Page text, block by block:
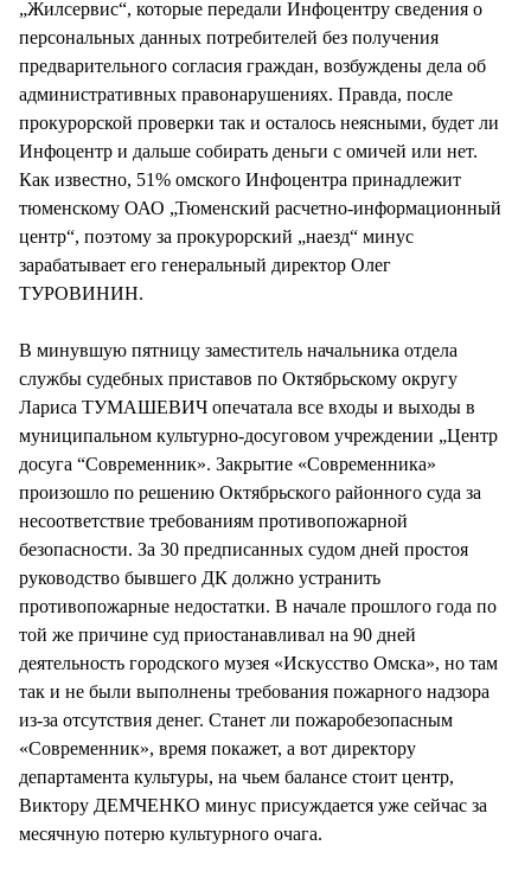
„Жилсервис“, которые передали Инфоцентру сведения о
персональных данных потребителей без получения
предварительного согласия граждан, возбуждены дела об
административных правонарушениях. Правда, после
прокурорской проверки так и осталось неясными, будет ли
Инфоцентр и дальше собирать деньги с омичей или нет.
Как известно, 51% омского Инфоцентра принадлежит
тюменскому ОАО „Тюменский расчетно-информационный
центр“, поэтому за прокурорский „наезд“ минус
зарабатывает его генеральный директор Олег
ТУРОВИНИН.
В минувшую пятницу заместитель начальника отдела
службы судебных приставов по Октябрьскому округу
Лариса ТУМАШЕВИЧ опечатала все входы и выходы в
муниципальном культурно-досуговом учреждении „Центр
досуга “Современник». Закрытие «Современника»
произошло по решению Октябрьского районного суда за
несоответствие требованиям противопожарной
безопасности. За 30 предписанных судом дней простоя
руководство бывшего ДК должно устранить
противопожарные недостатки. В начале прошлого года по
той же причине суд приостанавливал на 90 дней
деятельность городского музея «Искусство Омска», но там
так и не были выполнены требования пожарного надзора
из-за отсутствия денег. Станет ли пожаробезопасным
«Современник», время покажет, а вот директору
департамента культуры, на чьем балансе стоит центр,
Виктору ДЕМЧЕНКО минус присуждается уже сейчас за
месячную потерю культурного очага.